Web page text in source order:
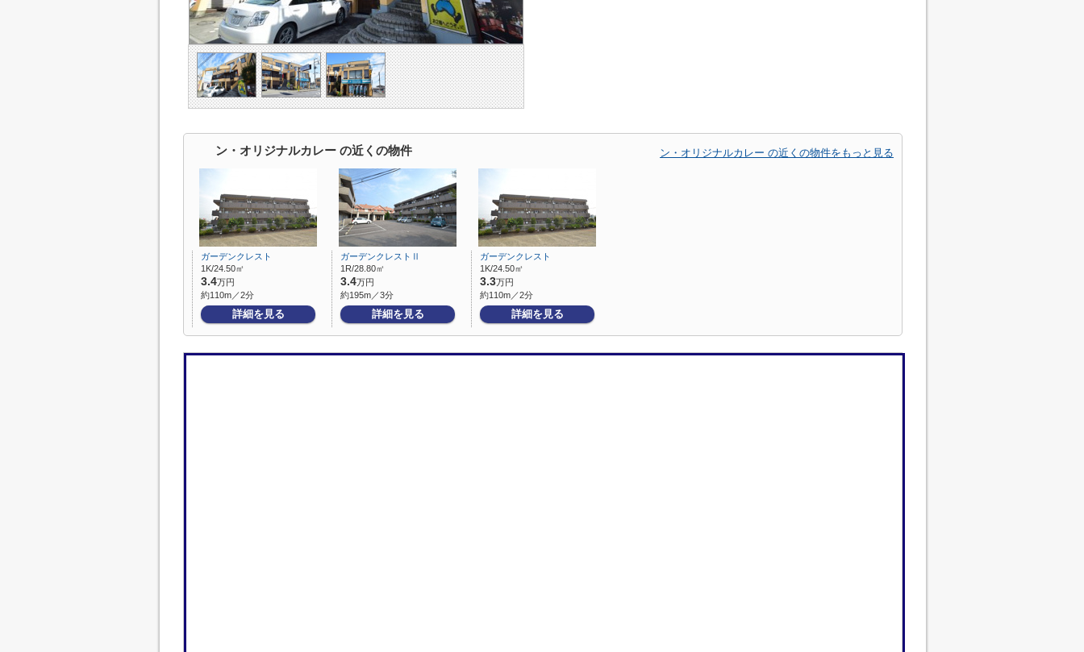
ン・オリジナルカレー の近くの物件 ン・オリジナルカレー の近くの物件をもっと見る
ガーデンクレスト
1K/24.50㎡
3.4万円
約110m／2分
詳細を見る
ガーデンクレストⅡ
1R/28.80㎡
3.4万円
約195m／3分
詳細を見る
ガーデンクレスト
1K/24.50㎡
3.3万円
約110m／2分
詳細を見る